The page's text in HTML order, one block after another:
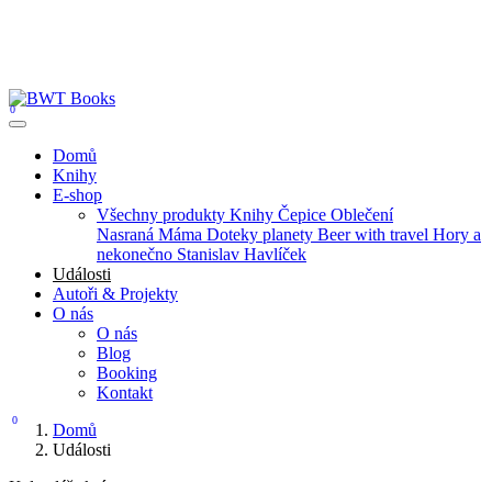
0
Domů
Knihy
E-shop
Všechny produkty Knihy Čepice Oblečení
Nasraná Máma Doteky planety Beer with travel Hory a
nekonečno Stanislav Havlíček
Události
Autoři & Projekty
O nás
O nás
Blog
Booking
Kontakt
0
Domů
Události